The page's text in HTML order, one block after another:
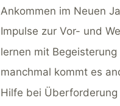
Ankommen im Neuen
Impulse zur Vor- und
lernen mit Begeisterung
manchmal kommt es
Hilfe bei Überforderung